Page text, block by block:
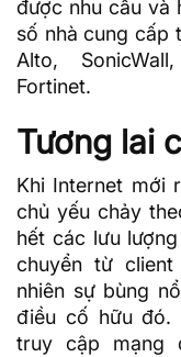
được nhu cầu và
số nhà cung cấp
Alto,
Fortinet.
Tương lai
Khi Internet mới
chủ yếu chảy
hết các lưu
chuyển từ
nhiên sự bùng
điều cố hữu đó.
truy cập mạng